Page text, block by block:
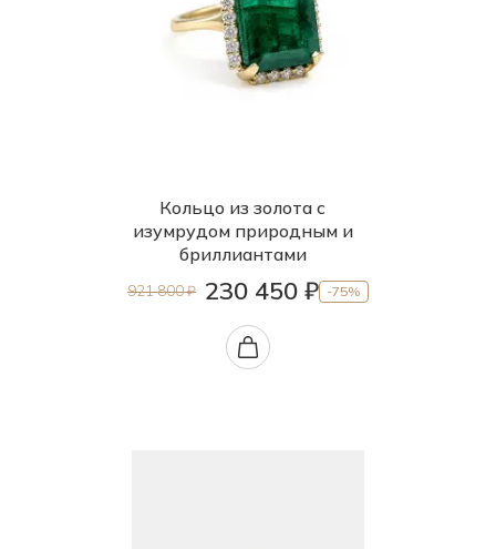
Кольцо из золота с
изумрудом природным и
бриллиантами
921 800 ₽ 230 450 ₽ -75%